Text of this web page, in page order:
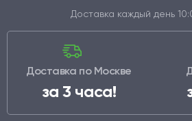
Доставка каждый день
Доставка по Москве
за 3 часа!